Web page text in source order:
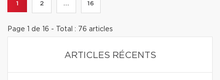
1 2 ... 16
Page 1 de 16 - Total : 76 articles
ARTICLES RÉCENTS